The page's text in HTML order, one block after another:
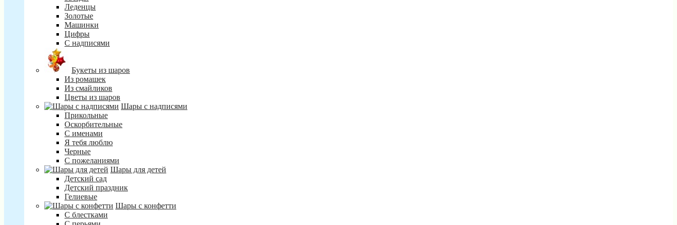
Леденцы
Золотые
Машинки
Цифры
С надписями
Букеты из шаров
Из ромашек
Из смайликов
Цветы из шаров
Шары с надписями
Прикольные
Оскорбительные
С именами
Я тебя люблю
Черные
С пожеланиями
Шары для детей
Детский сад
Детский праздник
Гелиевые
Шары с конфетти
С блестками